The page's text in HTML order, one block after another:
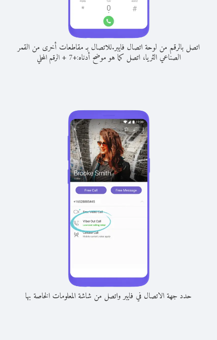
اتصل بالرقم من لوحة اتصال فايبر.للاتصال بـ مقاطعات أخرى من القمر
الصناعي الثريا، اتصل كما هو موضح أدناه:+
7
+الرقم المحلي
حدد جهة الاتصال في فايبر واتصل من شاشة المعلومات الخاصة بها